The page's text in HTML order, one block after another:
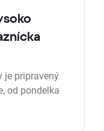
je pripravený
od pondelka